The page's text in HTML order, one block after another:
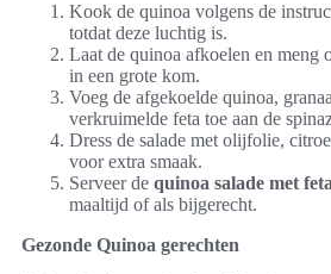
Kook de quinoa volgens de
totdat deze luchtig is.
Laat de quinoa afkoelen en meng
in een grote kom.
Voeg de afgekoelde quinoa,
verkruimelde feta toe aan de
Dress de salade met olijfolie,
voor extra smaak.
Serveer de quinoa salade met feta
maaltijd of als bijgerecht.
Gezonde Quinoa gerechten